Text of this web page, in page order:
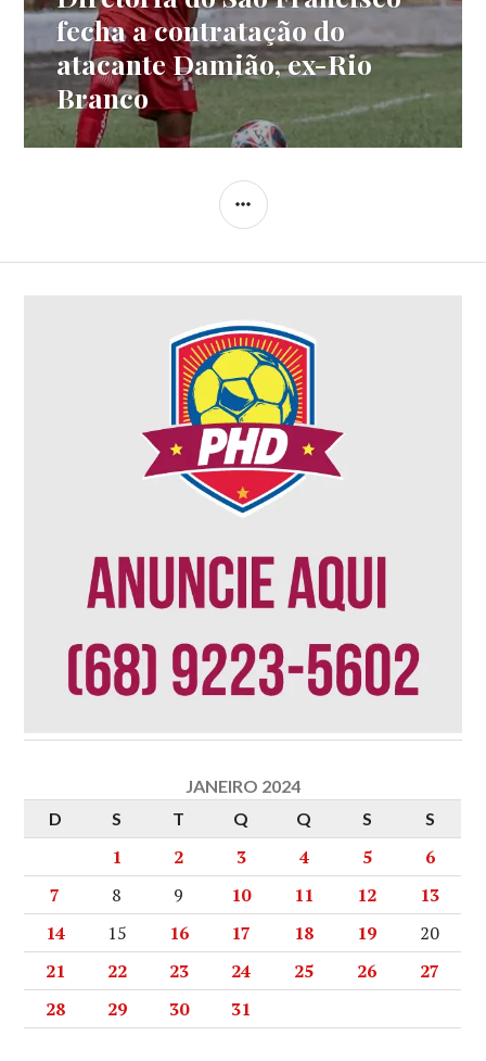
fecha a contratação do
atacante Damião, ex-Rio
Branco
JANEIRO 2024
D
S T Q Q S S
1 2 3 4 5
6
7
8 9 10 11 12
13
14
15 16 17 18 19
20
21
22 23 24 25 26
27
28
29 30 31